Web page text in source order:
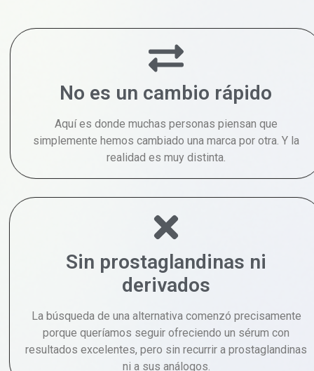
No es un cambio rápido
Aquí es donde muchas personas piensan que
simplemente hemos cambiado una marca por otra. Y la
realidad es muy distinta.
Sin prostaglandinas ni
derivados
La búsqueda de una alternativa comenzó precisamente
porque queríamos seguir ofreciendo un sérum con
resultados excelentes, pero sin recurrir a prostaglandinas
ni a sus análogos.